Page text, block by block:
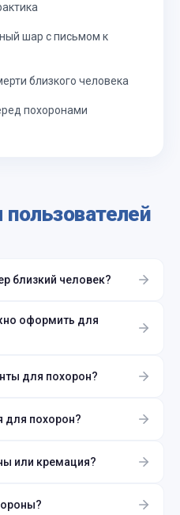
шар с письмом к
близкого человека
похоронами
близкий человек?
оформить для
для похорон?
для похорон?
или кремация?